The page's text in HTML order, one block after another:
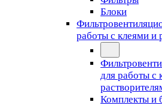
Блоки
работы с клеями и
для работы с
Комплекты и